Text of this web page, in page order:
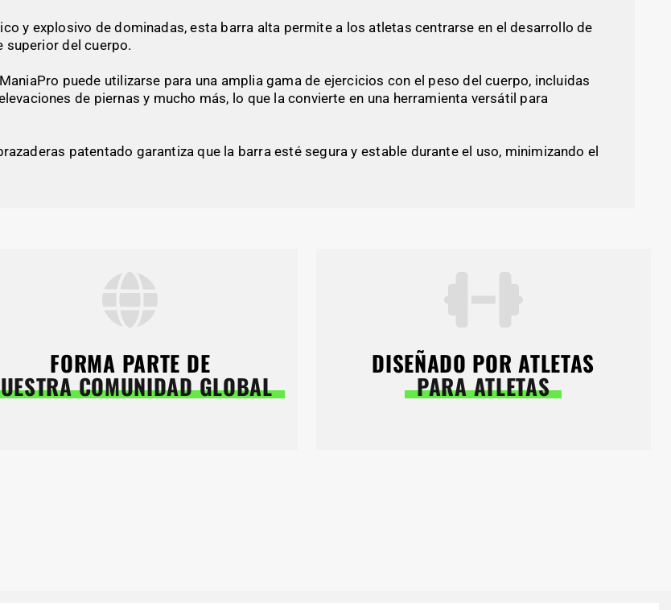
y explosivo de dominadas, esta barra alta permite a los atletas centrarse en el desarrollo de
superior del cuerpo.
puede utilizarse para una amplia gama de ejercicios con el peso del cuerpo, incluidas
de piernas y mucho más, lo que la convierte en una herramienta versátil para
patentado garantiza que la barra esté segura y estable durante el uso, minimizando el
FORMA PARTE DE
COMUNIDAD GLOBAL
DISEÑADO POR ATLETAS
PARA ATLETAS